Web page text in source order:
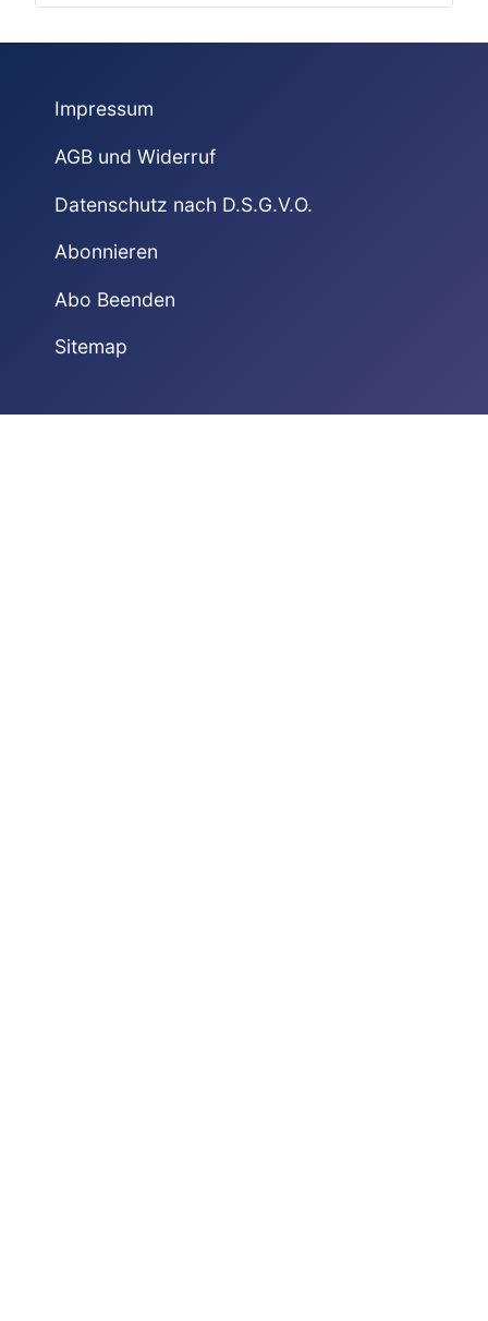
Impressum
AGB und Widerruf
Datenschutz nach D.S.G.V.O.
Abonnieren
Abo Beenden
Sitemap